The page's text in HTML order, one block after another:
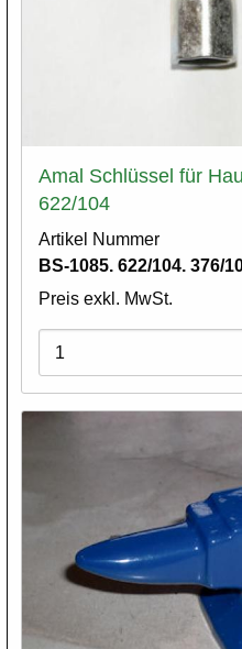
Amal Schlüssel für
622/104
Artikel Nummer
BS-1085. 622/104. 376/
Preis exkl. MwSt.
Varianten